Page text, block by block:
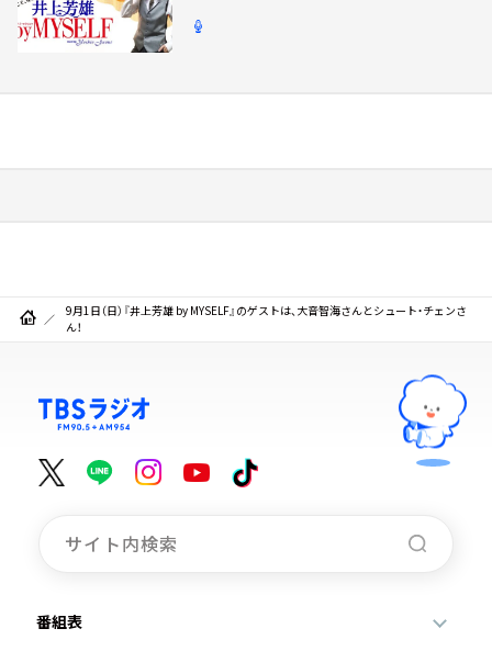
9月1日（日）『井上芳雄 by MYSELF』のゲストは、大音智海さんとシュート・チェンさ
ん！
番組表